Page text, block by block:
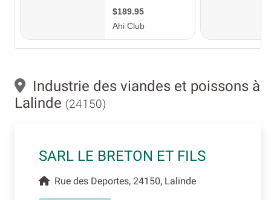
Industrie des viandes et poissons à
Lalinde (24150)
SARL LE BRETON ET FILS
Rue des Deportes, 24150, Lalinde